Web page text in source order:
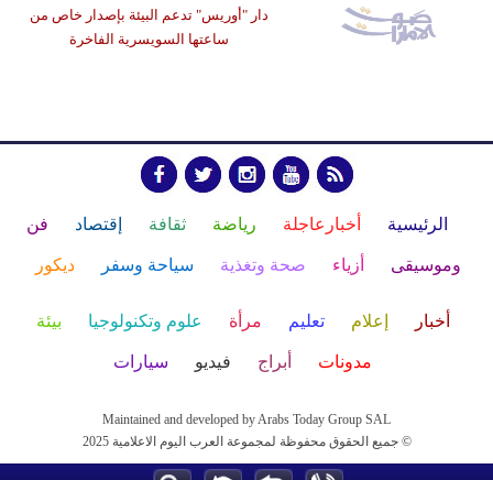
دار "أوريس" تدعم البيئة بإصدار خاص من
ساعتها السويسرية الفاخرة
الرئيسية أخبارعاجلة رياضة ثقافة إقتصاد فن
وموسيقى أزياء صحة وتغذية سياحة وسفر ديكور
أخبار إعلام تعليم مرأة علوم وتكنولوجيا بيئة
مدونات أبراج فيديو سيارات
Maintained and developed by Arabs Today Group SAL
جميع الحقوق محفوظة لمجموعة العرب اليوم الاعلامية 2025 ©